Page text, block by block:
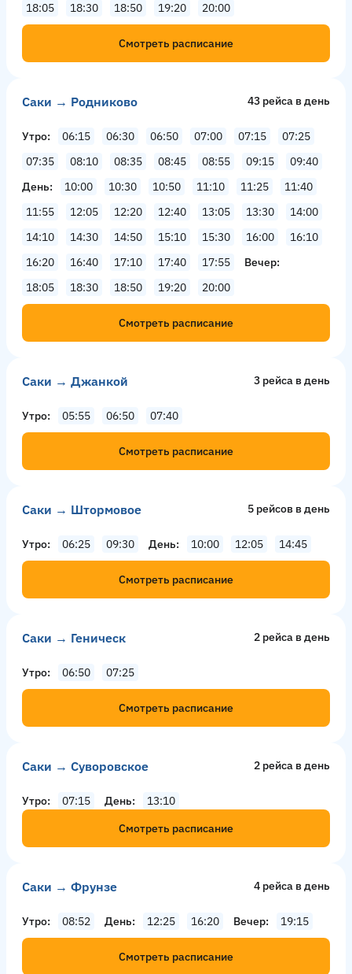
18:05
18:30 18:50 19:20 20:00
Смотреть расписание
Саки → Родниково 43 рейсa в день
Утро 06:15 06:30 06:50 07:00 07:15
07:25
07:35
08:10 08:35 08:45 08:55 09:15
09:40
День
10:00 10:30 10:50 11:10 11:25
11:40
11:55
12:05 12:20 12:40 13:05 13:30
14:00
14:10
14:30 14:50 15:10 15:30 16:00
16:10
16:20
16:40 17:10 17:40 17:55
Вечер
18:05
18:30 18:50 19:20 20:00
Смотреть расписание
Саки → Джанкой 3 рейсa в день
Утро 05:55 06:50 07:40
Смотреть расписание
Саки → Штормовое 5 рейсов в день
Утро 06:25 09:30 День 10:00 12:05 14:45
Смотреть расписание
Саки → Геническ 2 рейсa в день
Утро 06:50 07:25
Смотреть расписание
Саки → Суворовское 2 рейсa в день
Утро 07:15 День
13:10
Смотреть расписание
Саки → Фрунзе 4 рейсa в день
Утро 08:52 День 12:25 16:20 Вечер 19:15
Смотреть расписание